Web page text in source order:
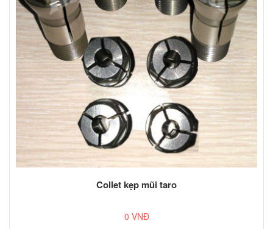
Collet kẹp mũi taro
0 VNĐ